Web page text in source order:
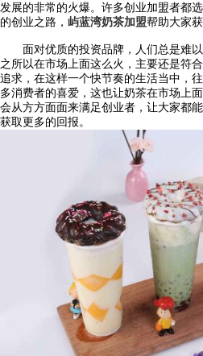
发展的非常的火爆。许多创业加盟者都
的创业之路， 屿蓝湾奶茶加盟帮助大家获
面对优质的投资品牌，人们总是难以
之所以在市场上面这么火，主要还是符
追求，在这样一个快节奏的生活当中，
多消费者的喜爱，这也让奶茶在市场上
会从方方面面来满足创业者，让大家都
获取更多的回报。